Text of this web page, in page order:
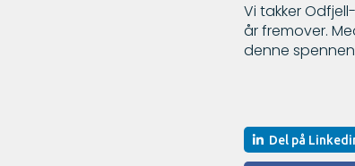
Vi takker
år fremover.
denne
Del på